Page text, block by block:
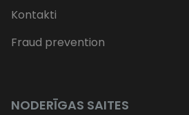
Kontakti
Fraud prevention
NODERĪGAS SAITES